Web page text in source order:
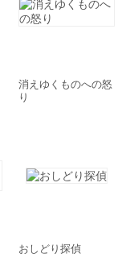
消えゆくものへの怒
り
おしどり探偵